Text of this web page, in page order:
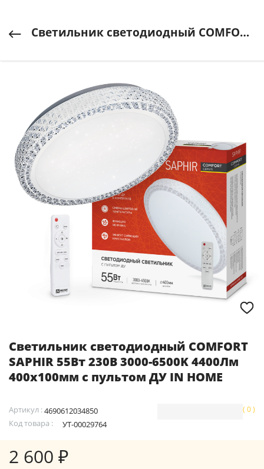
Светильник светодиодный COMFORT SAPHIR 55Вт 230В 3000-6500K 4400Лм 400x100мм с пультом ДУ IN HOME
Светильник светодиодный COMFORT
SAPHIR 55Вт 230В 3000-6500K 4400Лм
400x100мм с пультом ДУ IN HOME
Артикул :4690612034850
Код товара :
УТ-00029764
( 0 )
2 600 ₽